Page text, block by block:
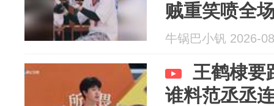
贼重笑喷全
牛锅巴小钒 2026-
王鹤棣要
谁料范丞丞